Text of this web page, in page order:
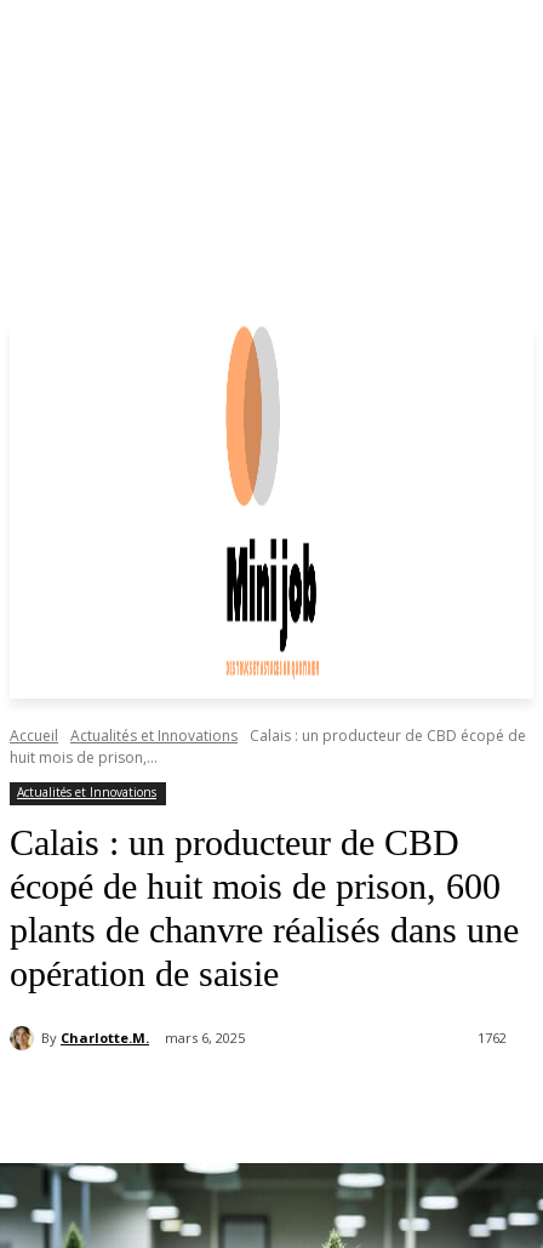
Accueil Actualités et Innovations
Calais : un producteur de CBD écopé de
huit mois de prison,...
Actualités et Innovations
Calais : un producteur de CBD
écopé de huit mois de prison, 600
plants de chanvre réalisés dans une
opération de saisie
By Charlotte.M. mars 6, 2025 1762